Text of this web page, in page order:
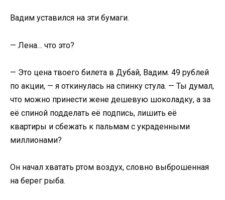
Вадим уставился на эти бумаги.
— Лена… что это?
— Это цена твоего билета в Дубай, Вадим. 49 рублей
по акции, — я откинулась на спинку стула. — Ты думал,
что можно принести жене дешевую шоколадку, а за
её спиной подделать её подпись, лишить её
квартиры и сбежать к пальмам с украденными
миллионами?
Он начал хватать ртом воздух, словно выброшенная
на берег рыба.